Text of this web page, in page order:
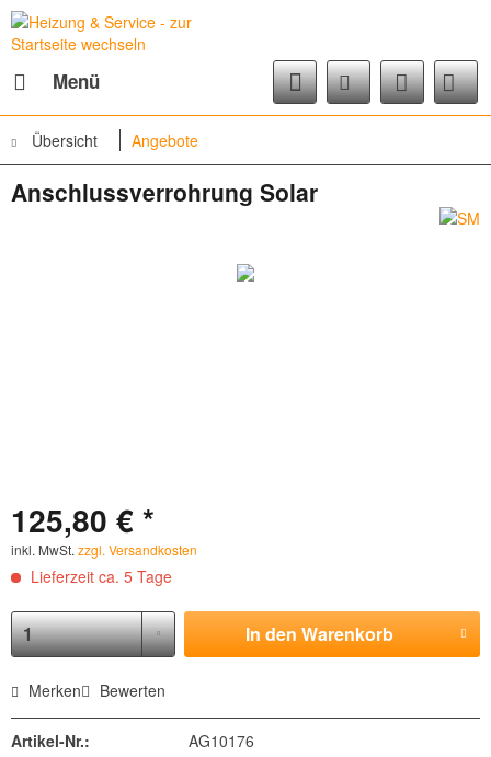
Menü
Übersicht Angebote
Anschlussverrohrung Solar
125,80 € *
inkl. MwSt. zzgl. Versandkosten
Lieferzeit ca. 5 Tage
In denWarenkorb
Merken Bewerten
Artikel-Nr.: AG10176